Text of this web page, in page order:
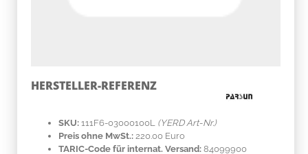
HERSTELLER-REFERENZ
SKU: 111F6-03000100L
(YERD Art-Nr.)
Preis ohne MwSt.: 220.00 Euro
TARIC-Code für internat. Versand: 84099900